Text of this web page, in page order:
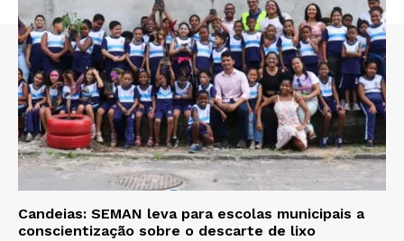
Candeias: SEMAN leva para escolas municipais a
conscientização sobre o descarte de lixo